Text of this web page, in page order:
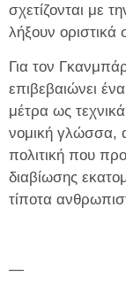
σχετίζονται με
λήξουν οριστικά
Για τον
επιβεβαιώνει
μέτρα ως
νομική γλώσσα,
πολιτική που
διαβίωσης
τίποτα
—